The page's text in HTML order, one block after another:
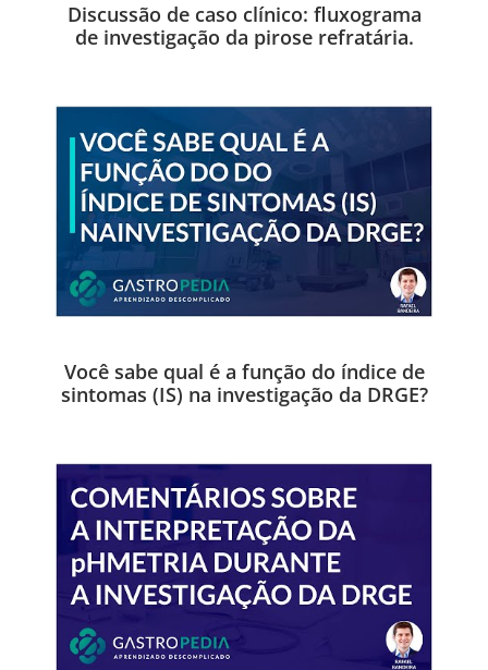
Discussão de caso clínico: fluxograma
de investigação da pirose refratária.
Você sabe qual é a função do índice de
sintomas (IS) na investigação da DRGE?